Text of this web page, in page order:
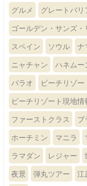
グルメ
グレートバリ
ゴールデン・サンズ・
スペイン
ソウル
ナ
ニャチャン
ハネムー
パラオ
ビーチリゾ
ビーチリゾート現地情
ファーストクラス
ブ
ホーチミン
マニラ
ラマダン
レジャー
夜景
弾丸ツアー 江